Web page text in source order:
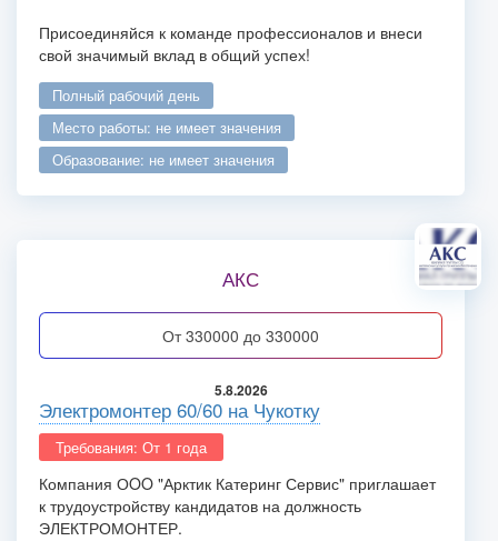
Присоединяйся к команде профессионалов и внеси
свой значимый вклад в общий успех!
полный рабочий день
место работы: не имеет значения
образование: не имеет значения
АКС
от 330000 до 330000
5.8.2026
Электромонтер 60/60 на Чукотку
Требования: От 1 года
Компания ОOO "Арктик Катеринг Сервис" приглашает
к трудоустройству кандидатов на должность
ЭЛЕКТРОМОНТЕР.